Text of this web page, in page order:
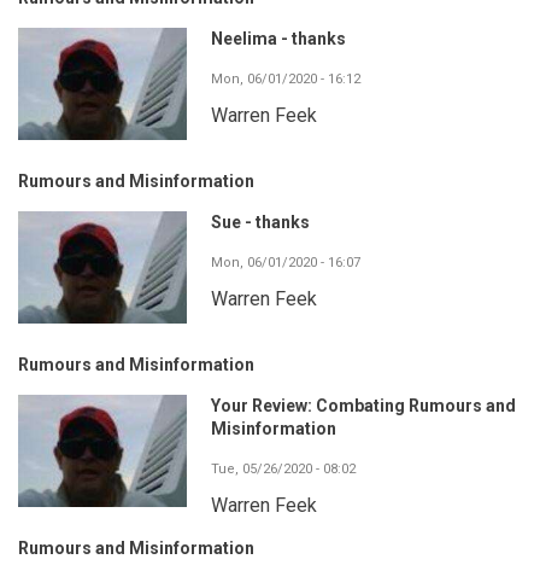
Neelima - thanks
Mon, 06/01/2020 - 16:12
Warren Feek
Rumours and Misinformation
Sue - thanks
Mon, 06/01/2020 - 16:07
Warren Feek
Rumours and Misinformation
Your Review: Combating Rumours and
Misinformation
Tue, 05/26/2020 - 08:02
Warren Feek
Rumours and Misinformation